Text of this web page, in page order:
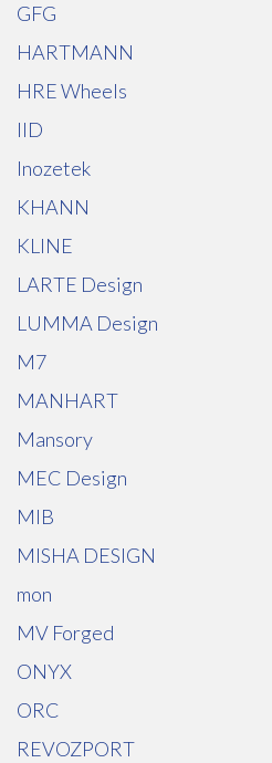
GFG
HARTMANN
HRE Wheels
IID
Inozetek
KHANN
KLINE
LARTE Design
LUMMA Design
M7
MANHART
Mansory
MEC Design
MIB
MISHA DESIGN
mon
MV Forged
ONYX
ORC
REVOZPORT